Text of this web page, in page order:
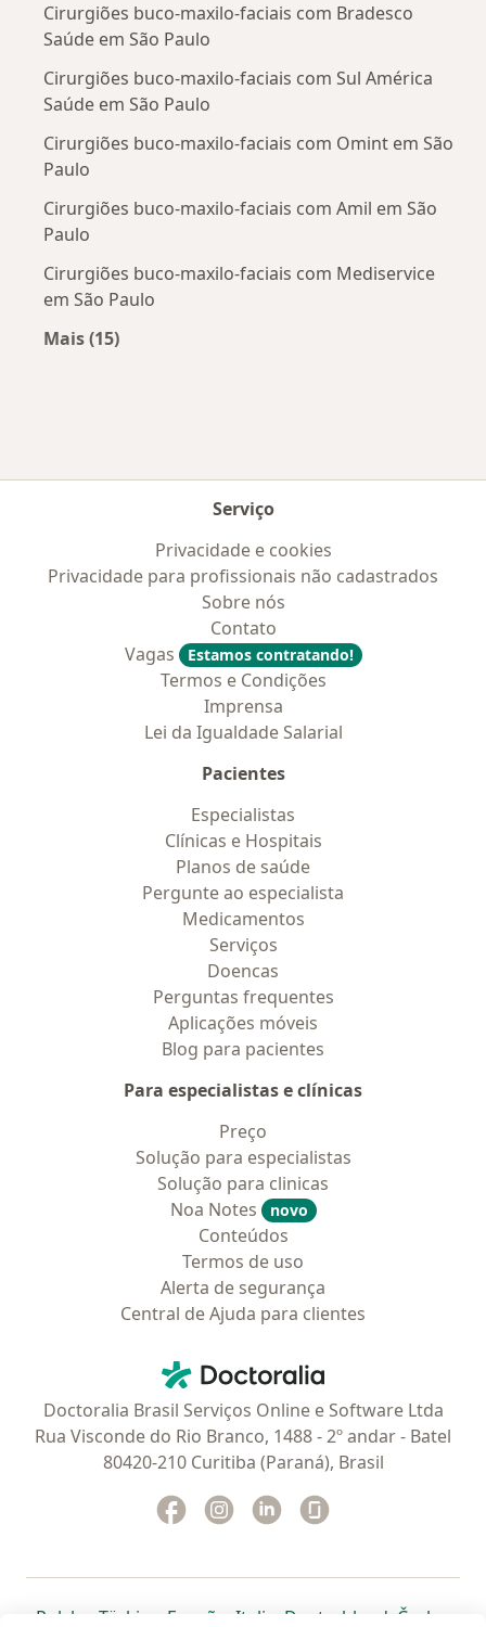
Cirurgiões buco-maxilo-faciais com Bradesco
Saúde em São Paulo
Cirurgiões buco-maxilo-faciais com Sul América
Saúde em São Paulo
Cirurgiões buco-maxilo-faciais com Omint em São
Paulo
Cirurgiões buco-maxilo-faciais com Amil em São
Paulo
Cirurgiões buco-maxilo-faciais com Mediservice
em São Paulo
Mais (15)
Serviço
Privacidade e cookies
Privacidade para profissionais não cadastrados
Sobre nós
Contato
Vagas
Estamos contratando!
Termos e Condições
Imprensa
Lei da Igualdade Salarial
Pacientes
Especialistas
Clínicas e Hospitais
Planos de saúde
Pergunte ao especialista
Medicamentos
Serviços
Doencas
Perguntas frequentes
Aplicações móveis
Blog para pacientes
Para especialistas e clínicas
Preço
Solução para especialistas
Solução para clinicas
Noa Notes
novo
Conteúdos
Termos de uso
Alerta de segurança
Central de Ajuda para clientes
Doctoralia - Homepage
Doctoralia Brasil Serviços Online e Software Ltda
Rua Visconde do Rio Branco, 1488 - 2º andar - Batel
80420-210 Curitiba (Paraná), Brasil
Facebook
abre num novo separador
Instagram
abre num novo separador
Linkedin
abre num novo
Polska abre num novo separador
Türkiye abre num novo separador
España abre num novo separador
Italia abre num novo
Deutschlandabre num
Česko